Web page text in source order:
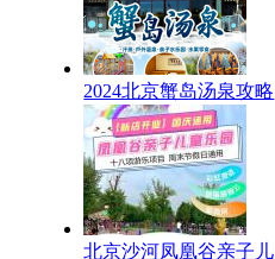
2024北京蟹岛汤泉攻略
北京沙河凤凰谷亲子儿